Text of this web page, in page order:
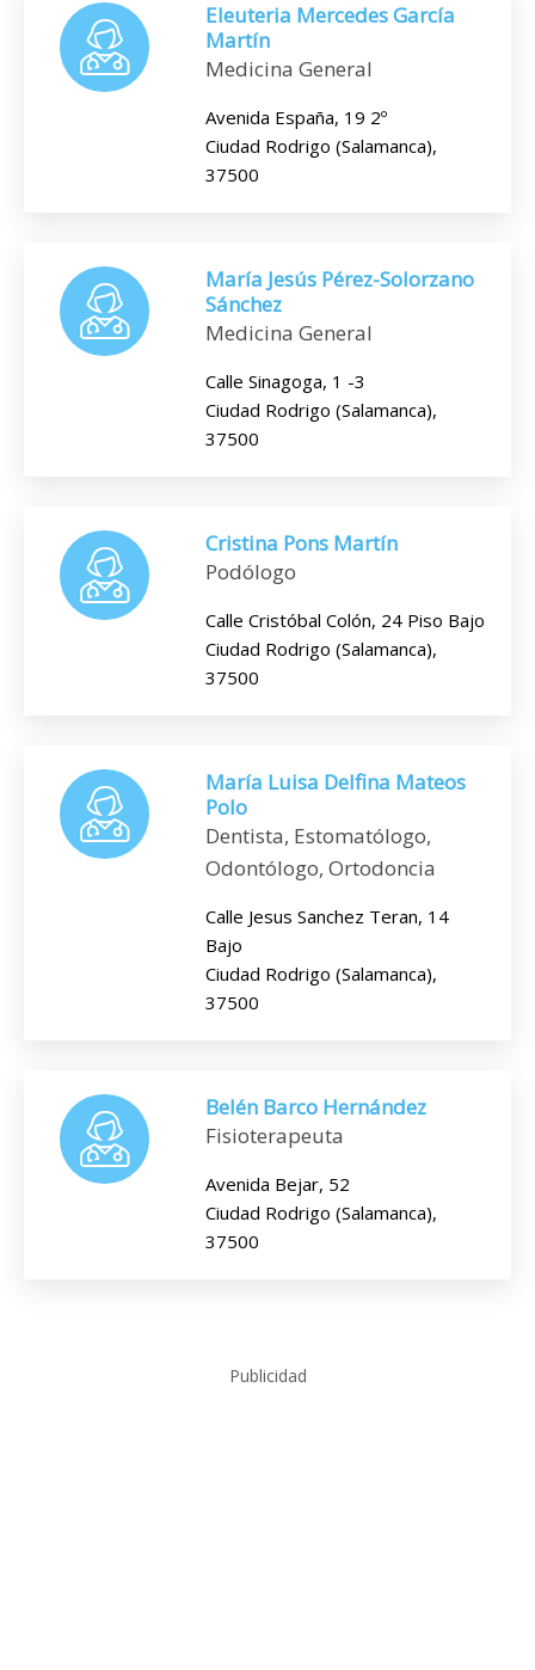
Eleuteria Mercedes García
Martín
Medicina General
Avenida España, 19 2º
Ciudad Rodrigo (Salamanca),
37500
María Jesús Pérez-Solorzano
Sánchez
Medicina General
Calle Sinagoga, 1 -3
Ciudad Rodrigo (Salamanca),
37500
Cristina Pons Martín
Podólogo
Calle Cristóbal Colón, 24 Piso Bajo
Ciudad Rodrigo (Salamanca),
37500
María Luisa Delfina Mateos
Polo
Dentista, Estomatólogo,
Odontólogo, Ortodoncia
Calle Jesus Sanchez Teran, 14
Bajo
Ciudad Rodrigo (Salamanca),
37500
Belén Barco Hernández
Fisioterapeuta
Avenida Bejar, 52
Ciudad Rodrigo (Salamanca),
37500
Publicidad